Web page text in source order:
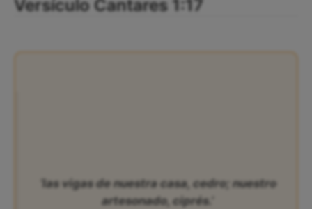
Versículo Cantares 1:17
‘las vigas de nuestra casa, cedro; nuestro
artesonado, ciprés.’